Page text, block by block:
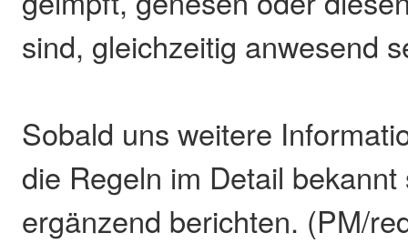
sind, gleichzeitig anwesend
Sobald uns weitere
die Regeln im Detail
ergänzend berichten. (PM/